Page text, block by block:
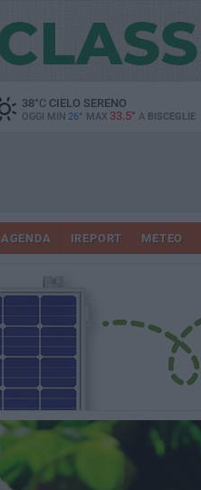
38°CCIELO SERENO
OGGI MIN 26° MAX 33.5° A BISCEGLIE
AGENDA IREPORT METEO